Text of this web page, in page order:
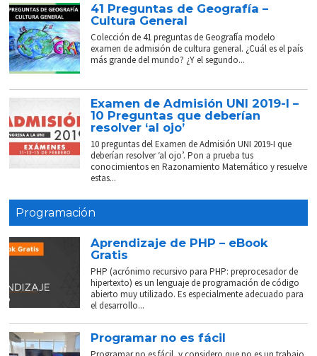
41 Preguntas de Geografía –
Cultura General
Colección de 41 preguntas de Geografía modelo
examen de admisión de cultura general. ¿Cuál es el país
más grande del mundo? ¿Y el segundo...
Examen de Admisión UNI 2019-I –
10 Preguntas que deberían
resolver ‘al ojo’
10 preguntas del Examen de Admisión UNI 2019-I que
deberían resolver ‘al ojo’. Pon a prueba tus
conocimientos en Razonamiento Matemático y resuelve
estas...
Programación
Aprendizaje de PHP – eBook
Gratis
PHP (acrónimo recursivo para PHP: preprocesador de
hipertexto) es un lenguaje de programación de código
abierto muy utilizado. Es especialmente adecuado para
el desarrollo...
Programar no es fácil